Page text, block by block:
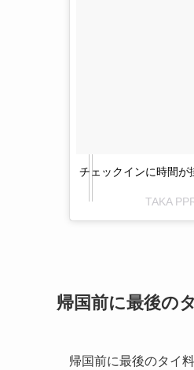
チェックインに時間が
TAKA
帰国前に最後の
帰国前に最後のタイ